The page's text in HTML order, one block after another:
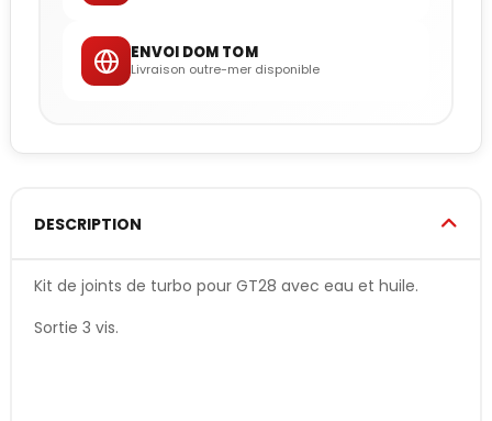
ENVOI DOM TOM
Livraison outre-mer disponible
DESCRIPTION
Kit de joints de turbo pour GT28 avec eau et huile.
Sortie 3 vis.